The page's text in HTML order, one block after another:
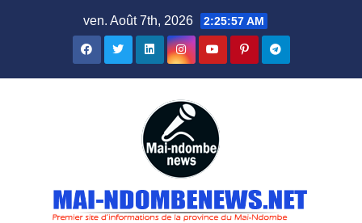
ven. Août 7th, 2026 2:25:58 AM